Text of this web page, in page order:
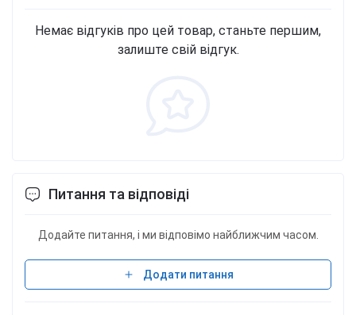
Немає відгуків про цей товар, станьте першим,
залиште свій відгук.
Питання та відповіді
Додайте питання, і ми відповімо найближчим часом.
Додати питання